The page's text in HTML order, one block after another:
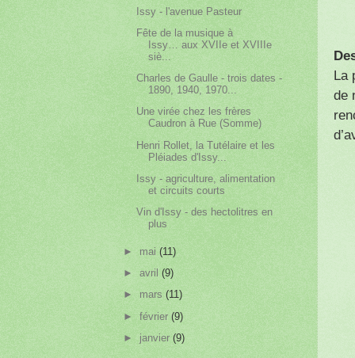
La
de
Issy - l'avenue Pasteur
Fête de la musique à
Issy… aux XVIIe et XVIIIe
siè...
Charles de Gaulle - trois dates -
1890, 1940, 1970...
Une virée chez les frères
Caudron à Rue (Somme)
Henri Rollet, la Tutélaire et les
Pléiades d'Issy...
Issy - agriculture, alimentation
et circuits courts
Vin d'Issy - des hectolitres en
plus
► mai(11)
►avril(9)
► mars(11)
►février(9)
► janvier(9)